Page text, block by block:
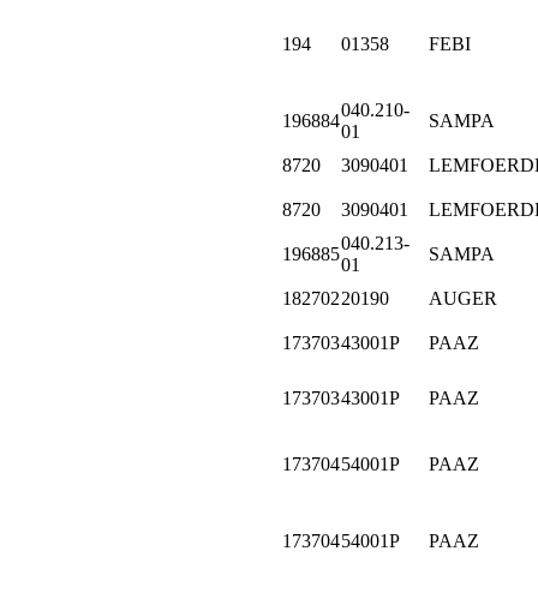
194 01358 FEBI
196884
040.210-
01
SAMPA
8720 3090401
8720 3090401
196885
040.213-
01
SAMPA
18270220190 AUGER
17370343001P PAAZ
17370343001P PAAZ
17370454001P PAAZ
17370454001P PAAZ